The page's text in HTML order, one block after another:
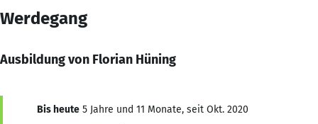
Werdegang
Ausbildung von Florian Hüning
Bis heute 5 Jahre und 11 Monate, seit Okt. 2020